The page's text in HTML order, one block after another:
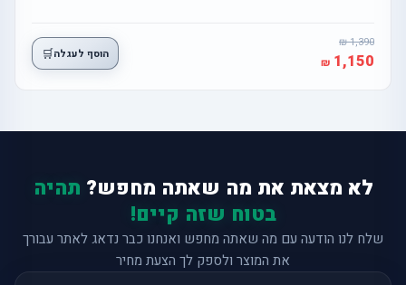
1,390
1,150 הוסף לעגלה🛒
לא מצאת את מה שאתה מחפש? תהיה
בטוח שזה קיים!
שלח לנו הודעה עם מה שאתה מחפש ואנחנו כבר נדאג לאתר עבורך
את המוצר ולספק לך הצעת מחיר